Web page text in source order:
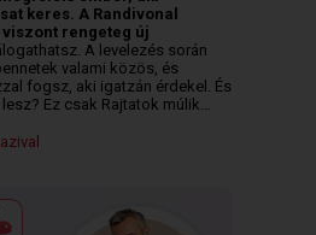
keres. A Randivonal
rengeteg új
A levelezés során
valami közös, és
fogsz, aki igatzán érdekel. És
Ez csak Rajtatok múlik…